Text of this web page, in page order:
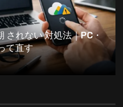
されない 対処法｜PC・
て直す